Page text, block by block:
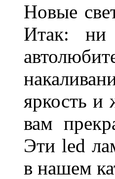
Новые
Итак: ни
яркость и
вам
Эти led
в нашем